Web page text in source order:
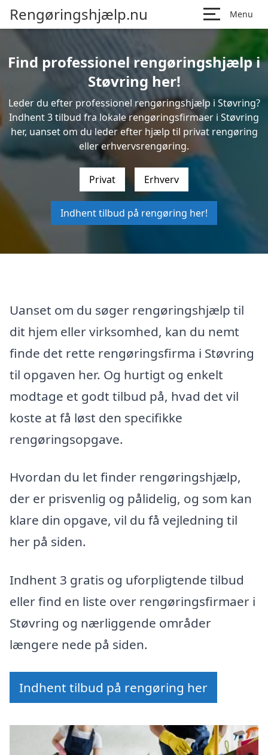
Rengøringshjælp.nu Menu
Find professionel rengøringshjælp i
Støvring her!
Leder du efter professionel rengøringshjælp i Støvring?
Indhent 3 tilbud fra lokale rengøringsfirmaer i Støvring
her, uanset om du leder efter hjælp til privat rengøring
eller erhvervsrengøring.
Privat Erhverv
Indhent tilbud på rengøring her!
Uanset om du søger rengøringshjælp til
dit hjem eller virksomhed, kan du nemt
finde det rette rengøringsfirma i Støvring
til opgaven her. Og hurtigt og enkelt
modtage et godt tilbud på, hvad det vil
koste at få løst den specifikke
rengøringsopgave.
Hvordan du let finder rengøringshjælp,
der er prisvenlig og pålidelig, og som kan
klare din opgave, vil du få vejledning til
her på siden.
Indhent 3 gratis og uforpligtende tilbud
eller find en liste over rengøringsfirmaer i
Støvring og nærliggende områder
længere nede på siden.
Indhent tilbud på rengøring her